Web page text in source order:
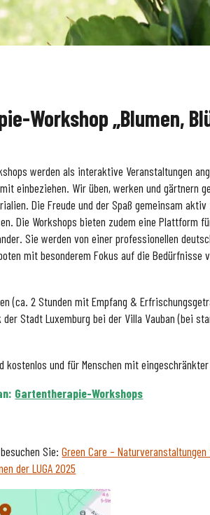
Workshop „Blumen,
werden als interaktive Veranstaltungen
einbeziehen. Wir üben, werken und gärtnern
Die Freude und der Spaß gemeinsam
Die Workshops bieten zudem eine Plattform
Sie werden von einer professionellen
mit besonderem Fokus auf die Bedürfnisse
(ca. 2 Stunden mit Empfang &
Stadt Luxemburg bei der Villa Vauban (bei
kostenlos und für Menschen mit
Gartentherapie-Workshops
Sie:Green Care –
der LUGA 2025